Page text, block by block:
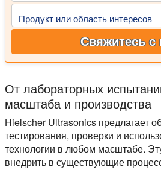
Продукт или область интересов
Свяжитесь с
От лабораторных
масштаба и производства
Hielscher Ultrasonics предлагает
тестирования, проверки и
технологии в любом масштабе.
внедрить в существующие